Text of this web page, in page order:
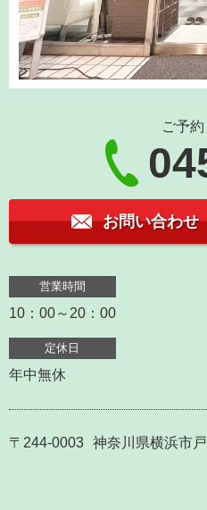
ご予
お問い合わせ
営業時間
10：00～20：00
定休日
年中無休
〒244-0003 神奈川県横浜市